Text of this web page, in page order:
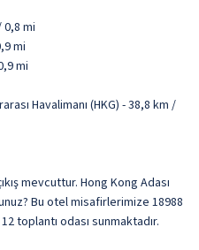
0,8 mi
mi
mi
Havalimanı (HKG) - 38,8 km /
mevcuttur. Hong Kong Adası
Bu otel misafirlerimize 18988
toplantı odası sunmaktadır.